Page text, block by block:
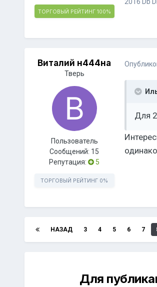
ТОРГОВЫЙ РЕЙТИНГ 100%
Виталий н444на
Тверь
Пользователь
Сообщений: 15
Репутация:
5
ТОРГОВЫЙ РЕЙТИНГ 0%
Для
НАЗАД 3 4 5 6 7
Для